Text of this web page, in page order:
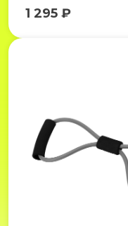
1 295 ₽